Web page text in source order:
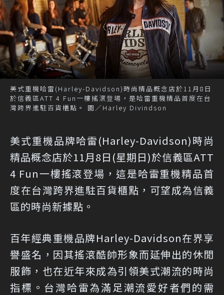
美式重機哈雷(Harley-Davidson)時尚精品概念店於11月8日
於信義區ATT 4 Fun一樓搖滾登場，是哈雷重機精品首度在台
灣跨界進駐百貨櫃點。 圖／Harley Divindson
美式重機品牌哈雷(Harley-Davidson)時尚
精品概念店於11月8日(星期日)於信義區ATT
4 Fun一樓搖滾登場，這是哈雷重機精品首
度在台灣跨界進駐百貨櫃點，可望成為信義
區的時尚新據點。
百年經典重機品牌Harley-Davidson在界享
譽盛名，因其搖滾酷帥形象而延伸出的休閒
服飾，也在近年來成為引領美式潮流的時尚
指標。台灣哈雷為滿足潮流愛好者們的需